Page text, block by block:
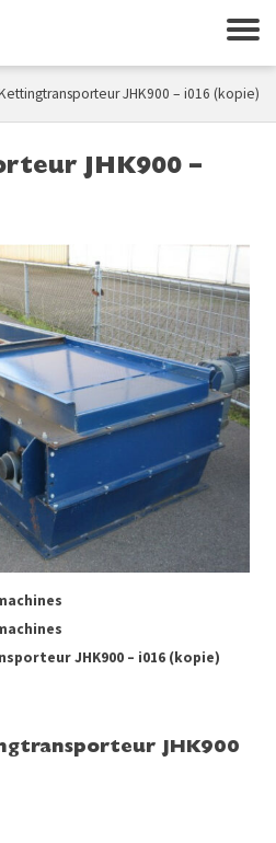
JHK900 – i016 (kopie)
JHK900 –
JHK900 – i016 (kopie)
JHK900